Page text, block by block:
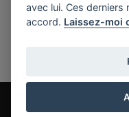
les + consultés En
avec lui. Ces
accord. Laissez-moi